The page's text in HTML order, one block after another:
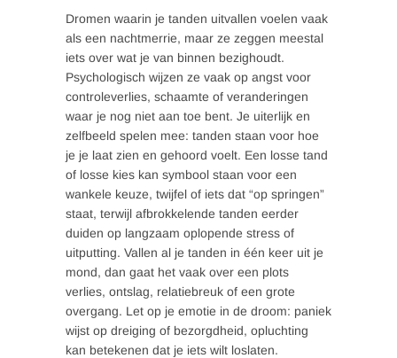
Dromen waarin je tanden uitvallen voelen vaak
als een nachtmerrie, maar ze zeggen meestal
iets over wat je van binnen bezighoudt.
Psychologisch wijzen ze vaak op angst voor
controleverlies, schaamte of veranderingen
waar je nog niet aan toe bent. Je uiterlijk en
zelfbeeld spelen mee: tanden staan voor hoe
je je laat zien en gehoord voelt. Een losse tand
of losse kies kan symbool staan voor een
wankele keuze, twijfel of iets dat “op springen”
staat, terwijl afbrokkelende tanden eerder
duiden op langzaam oplopende stress of
uitputting. Vallen al je tanden in één keer uit je
mond, dan gaat het vaak over een plots
verlies, ontslag, relatiebreuk of een grote
overgang. Let op je emotie in de droom: paniek
wijst op dreiging of bezorgdheid, opluchting
kan betekenen dat je iets wilt loslaten.